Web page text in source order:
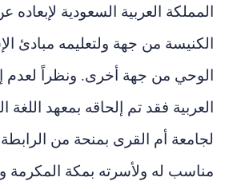
المملكة العربية السعودية
الكنيسة من جهة ولتعليمه مبادئ
الوحي من جهة أخرى. ونظراً لعدم
العربية فقد تم إلحاقه بمعهد اللغة
لجامعة أم القرى بمنحة من
مناسب له ولأسرته بمكة